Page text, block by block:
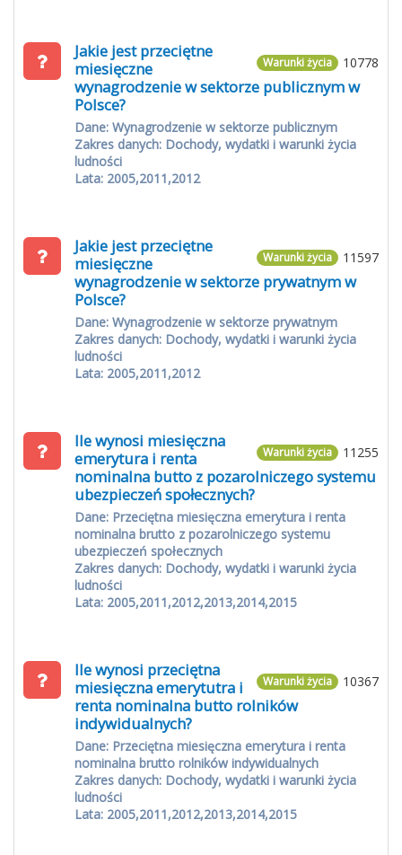
10778
Warunki życia
Jakie jest przeciętne
miesięczne
wynagrodzenie w sektorze publicznym w
Polsce?
Dane: Wynagrodzenie w sektorze publicznym
Zakres danych: Dochody, wydatki i warunki życia
ludności
Lata: 2005,2011,2012
11597
Warunki życia
Jakie jest przeciętne
miesięczne
wynagrodzenie w sektorze prywatnym w
Polsce?
Dane: Wynagrodzenie w sektorze prywatnym
Zakres danych: Dochody, wydatki i warunki życia
ludności
Lata: 2005,2011,2012
11255
Warunki życia
Ile wynosi miesięczna
emerytura i renta
nominalna butto z pozarolniczego systemu
ubezpieczeń społecznych?
Dane: Przeciętna miesięczna emerytura i renta
nominalna brutto z pozarolniczego systemu
ubezpieczeń społecznych
Zakres danych: Dochody, wydatki i warunki życia
ludności
Lata: 2005,2011,2012,2013,2014,2015
10367
Warunki życia
Ile wynosi przeciętna
miesięczna emerytutra i
renta nominalna butto rolników
indywidualnych?
Dane: Przeciętna miesięczna emerytura i renta
nominalna brutto rolników indywidualnych
Zakres danych: Dochody, wydatki i warunki życia
ludności
Lata: 2005,2011,2012,2013,2014,2015